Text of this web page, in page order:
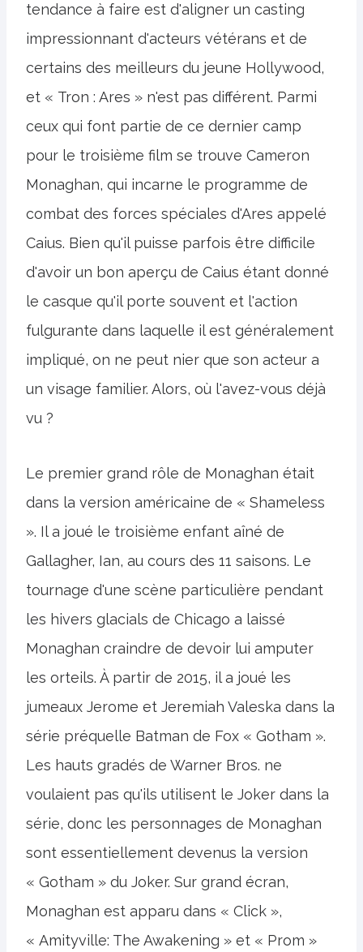
tendance à faire est d'aligner un casting
impressionnant d'acteurs vétérans et de
certains des meilleurs du jeune Hollywood,
et « Tron : Ares » n'est pas différent. Parmi
ceux qui font partie de ce dernier camp
pour le troisième film se trouve Cameron
Monaghan, qui incarne le programme de
combat des forces spéciales d'Ares appelé
Caius. Bien qu'il puisse parfois être difficile
d'avoir un bon aperçu de Caius étant donné
le casque qu'il porte souvent et l'action
fulgurante dans laquelle il est généralement
impliqué, on ne peut nier que son acteur a
un visage familier. Alors, où l'avez-vous déjà
vu ?
Le premier grand rôle de Monaghan était
dans la version américaine de « Shameless
». Il a joué le troisième enfant aîné de
Gallagher, Ian, au cours des 11 saisons. Le
tournage d'une scène particulière pendant
les hivers glacials de Chicago a laissé
Monaghan craindre de devoir lui amputer
les orteils. À partir de 2015, il a joué les
jumeaux Jerome et Jeremiah Valeska dans la
série préquelle Batman de Fox « Gotham ».
Les hauts gradés de Warner Bros. ne
voulaient pas qu'ils utilisent le Joker dans la
série, donc les personnages de Monaghan
sont essentiellement devenus la version
« Gotham » du Joker. Sur grand écran,
Monaghan est apparu dans « Click »,
« Amityville: The Awakening » et « Prom »